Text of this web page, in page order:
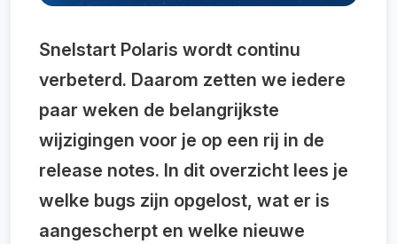
Snelstart Polaris wordt continu
verbeterd. Daarom zetten we iedere
paar weken de belangrijkste
wijzigingen voor je op een rij in de
release notes. In dit overzicht lees je
welke bugs zijn opgelost, wat er is
aangescherpt en welke nieuwe